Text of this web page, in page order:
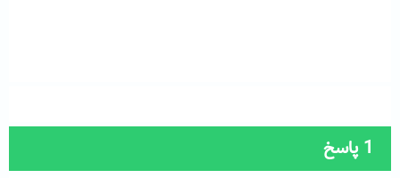
1پاسخ